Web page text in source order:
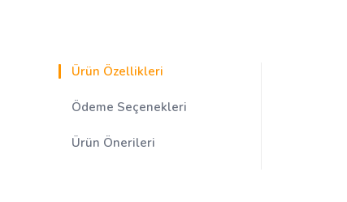
Ürün Özellikleri
Ödeme Seçenekleri
Ürün Önerileri